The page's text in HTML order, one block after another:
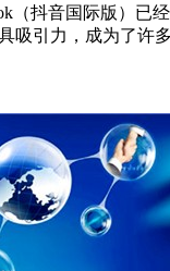
（抖音国际版）已
吸引力，成为了许